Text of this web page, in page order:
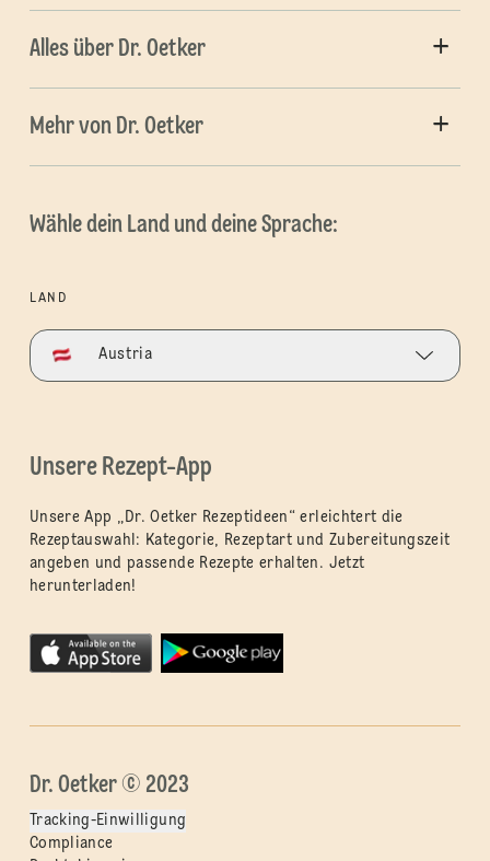
Alles über Dr. Oetker
Mehr von Dr. Oetker
Wähle dein Land und deine Sprache:
LAND
Austria
Unsere Rezept-App
Unsere App „Dr. Oetker Rezeptideen“ erleichtert die
Rezeptauswahl: Kategorie, Rezeptart und Zubereitungszeit
angeben und passende Rezepte erhalten. Jetzt
herunterladen!
Dr. Oetker © 2023
Tracking-Einwilligung
Compliance